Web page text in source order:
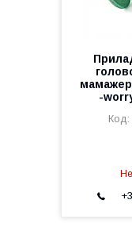
мамажер
-